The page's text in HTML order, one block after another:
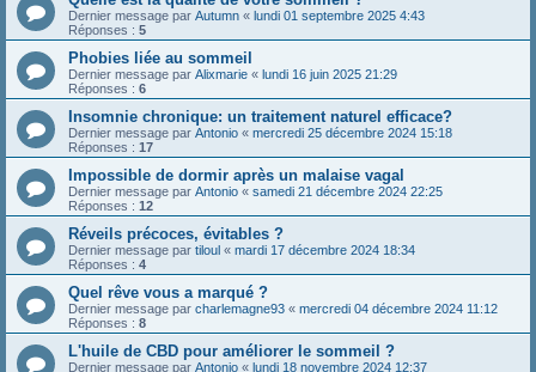
Dernier message par Autumn « lundi 01 septembre 2025 4:43
Réponses : 5
Phobies liée au sommeil
Dernier message par Alixmarie « lundi 16 juin 2025 21:29
Réponses : 6
Insomnie chronique: un traitement naturel efficace?
Dernier message par Antonio « mercredi 25 décembre 2024 15:18
Réponses : 17
Impossible de dormir après un malaise vagal
Dernier message par Antonio « samedi 21 décembre 2024 22:25
Réponses : 12
Réveils précoces, évitables ?
Dernier message par tiloul « mardi 17 décembre 2024 18:34
Réponses : 4
Quel rêve vous a marqué ?
Dernier message par charlemagne93 « mercredi 04 décembre 2024 11:12
Réponses : 8
L'huile de CBD pour améliorer le sommeil ?
Dernier message par Antonio « lundi 18 novembre 2024 12:37